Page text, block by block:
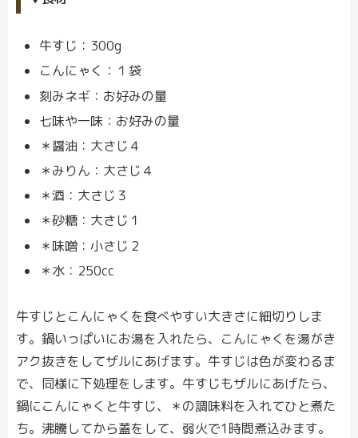
牛すじ：300g
こんにゃく：１袋
刻みネギ：お好みの量
七味や一味：お好みの量
＊醤油：大さじ４
＊みりん：大さじ４
＊酒：大さじ３
＊砂糖：大さじ１
＊味噌：小さじ２
＊水：250cc
牛すじとこんにゃくを食べやすい大きさに細切りしま
す。鍋いっぱいにお湯を入れたら、こんにゃくを湯がき
アク抜きをしてザルにあげます。牛すじは色が変わるま
で、同様に下処理をします。牛すじもザルにあげたら、
鍋にこんにゃくと牛すじ、＊の調味料を入れてひと煮た
ち。沸騰してから蓋をして、弱火で1時間煮込みます。